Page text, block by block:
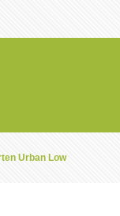
Urban Low